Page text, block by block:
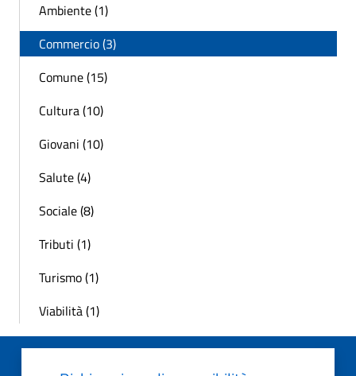
Ambiente (1)
Commercio (3)
Comune (15)
Cultura (10)
Giovani (10)
Salute (4)
Sociale (8)
Tributi (1)
Turismo (1)
Viabilità (1)